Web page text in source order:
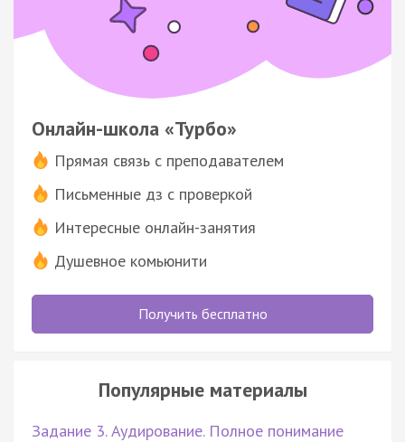
Онлайн-школа «Турбо»
Прямая связь с преподавателем
Письменные дз с проверкой
Интересные онлайн-занятия
Душевное комьюнити
Получить бесплатно
Популярные материалы
Задание 3. Аудирование. Полное понимание